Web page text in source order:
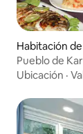
Habitación
Pueblo de
Ubicación ·